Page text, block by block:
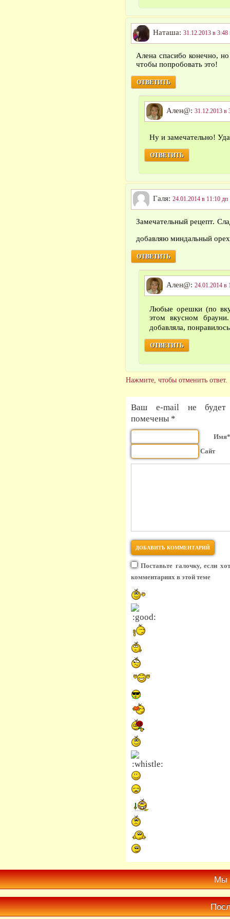
Наташа: 31.12.2013 в 3:48
Алена спасибо конечно,
чтобы попробовать это!
ОТВЕТИТЬ
Ален@: 31.12.2013 в
Ну и замечательно!
ОТВЕТИТЬ
Галя: 24.01.2014 в 11:10 дп
Замечательный рецепт.
добавляю миндальный
ОТВЕТИТЬ
Ален@: 24.01.2014 в
Любые орешки (по
этом вкусном
добавляла,
ОТВЕТИТЬ
Нажмите, чтобы отменить ответ.
Ваш e-mail не будет
помечены *
Имя*
Сайт
Поставьте галочку, если
комментариях в этой теме
Мы